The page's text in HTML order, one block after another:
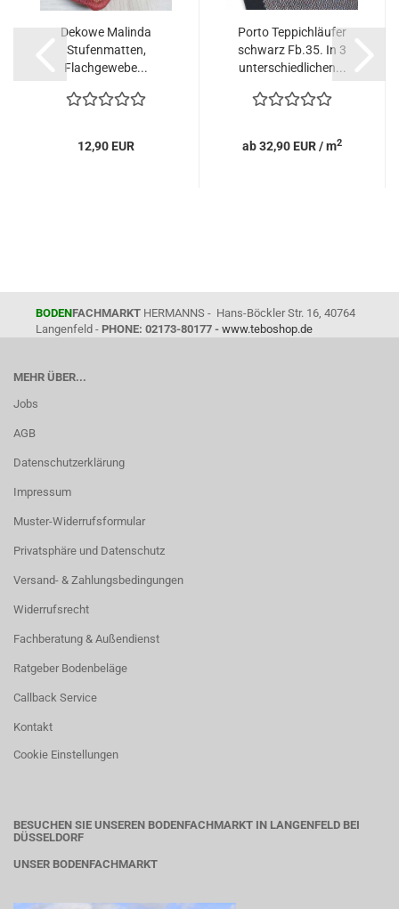
Dekowe Malinda
Stufenmatten,
Flachgewebe...
12,90 EUR
Porto Teppichläufer
schwarz Fb.35. In 3
unterschiedlichen...
ab 32,90 EUR / m2
BODENFACHMARKT HERMANNS - Hans-Böckler Str. 16, 40764
Langenfeld - PHONE: 02173-80177 - www.teboshop.de
MEHR ÜBER...
Jobs
AGB
Datenschutzerklärung
Impressum
Muster-Widerrufsformular
Privatsphäre und Datenschutz
Versand- & Zahlungsbedingungen
Widerrufsrecht
Fachberatung & Außendienst
Ratgeber Bodenbeläge
Callback Service
Kontakt
Cookie Einstellungen
BESUCHEN SIE UNSEREN BODENFACHMARKT IN LANGENFELD BEI
DÜSSELDORF
UNSER BODENFACHMARKT